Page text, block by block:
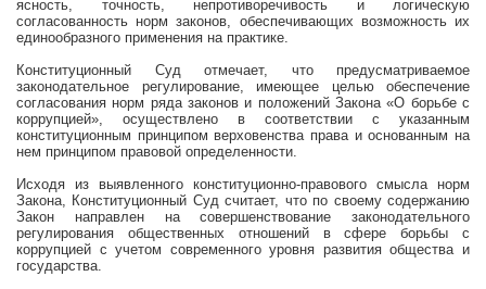
ясность, точность, непротиворечивость и логическую
согласованность норм законов, обеспечивающих возможность их
единообразного применения на практике.
Конституционный Суд отмечает, что предусматриваемое
законодательное регулирование, имеющее целью обеспечение
согласования норм ряда законов и положений Закона «О борьбе с
коррупцией», осуществлено в соответствии с указанным
конституционным принципом верховенства права и основанным на
нем принципом правовой определенности.
Исходя из выявленного конституционно-правового смысла норм
Закона, Конституционный Суд считает, что по своему содержанию
Закон направлен на совершенствование законодательного
регулирования общественных отношений в сфере борьбы с
коррупцией с учетом современного уровня развития общества и
государства.